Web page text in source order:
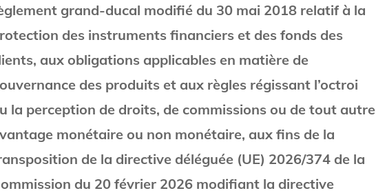
grand-ducal modifié du 30 mai 2018 relatif à la
des instruments financiers et des fonds des
aux obligations applicables en matière de
des produits et aux règles régissant l’octroi
la perception de droits, de commissions ou de tout autre
monétaire ou non monétaire, aux fins de la
de la directive déléguée (UE) 2026/374 de la
du 20 février 2026 modifiant la directive